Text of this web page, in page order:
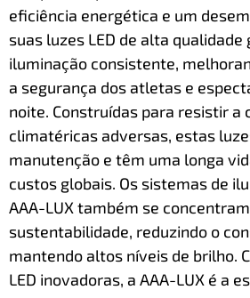
eﬁciência energética e um
suas luzes LED de alta
iluminação consistente,
a segurança dos atletas e
noite. Construídas para resistir a
climatéricas adversas, estas
manutenção e têm uma longa
custos globais. Os sistemas de
AAA-LUX também se
sustentabilidade, reduzindo o
mantendo altos níveis de brilho.
LED inovadoras, a AAA-LUX é a